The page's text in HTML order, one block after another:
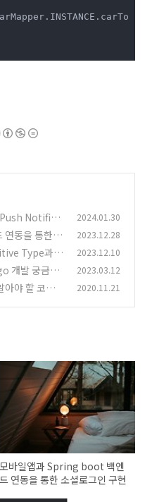
Push Notifica
2024.01.30
동을 통한 소
2023.12.28
Type과 R
게 좋을까?
(0)
2023.12.10
개발 궁금증 2023.03.12
아야 할 코딩
2020.11.21
모바일앱과 Spring boot 백엔
드 연동을 통한 소셜로그인 구현